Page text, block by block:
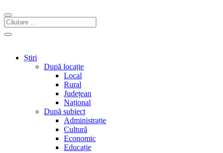
Știri
După locație
Local
Rural
Județean
Național
După subiect
Administrație
Cultură
Economic
Educație